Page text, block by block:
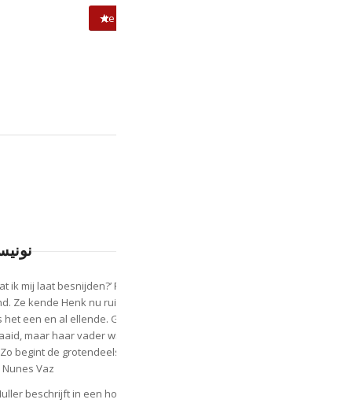
te koop via bol.com
ik mij laat besnijden?’ Roosje wist het allemaal niet meer. Wat een
Ze kende Henk nu ruim een jaar en op de eerste drie maanden
het een en al ellende. Gelukkig was haar moeder een beetje
maar haar vader wilde nog steeds niets van haar en Henk
begint de grotendeels naoorlogse familiekroniek over de Joodse
Vaz.
beschrijft in een hoog tempo de ups en downs van deze familie